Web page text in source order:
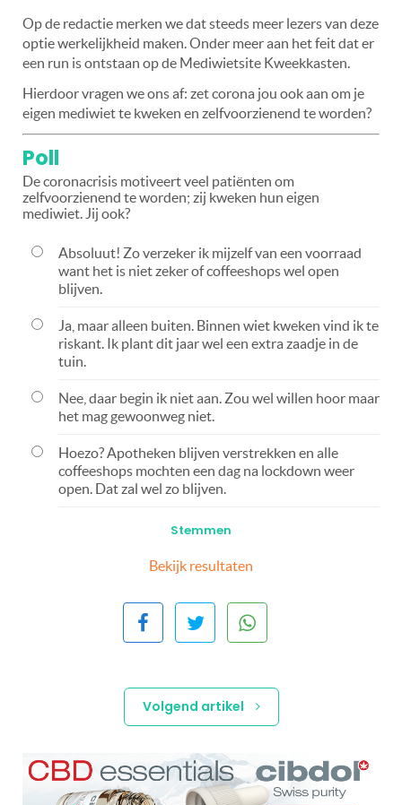
Op de redactie merken we dat steeds meer lezers van deze
optie werkelijkheid maken. Onder meer aan het feit dat er
een run is ontstaan op de Mediwietsite Kweekkasten.
Hierdoor vragen we ons af: zet corona jou ook aan om je
eigen mediwiet te kweken en zelfvoorzienend te worden?
Poll
De coronacrisis motiveert veel patiënten om
zelfvoorzienend te worden; zij kweken hun eigen
mediwiet. Jij ook?
Absoluut! Zo verzeker ik mijzelf van een voorraad
want het is niet zeker of coffeeshops wel open
blijven.
Ja, maar alleen buiten. Binnen wiet kweken vind ik te
riskant. Ik plant dit jaar wel een extra zaadje in de
tuin.
Nee, daar begin ik niet aan. Zou wel willen hoor maar
het mag gewoonweg niet.
Hoezo? Apotheken blijven verstrekken en alle
coffeeshops mochten een dag na lockdown weer
open. Dat zal wel zo blijven.
Bekijk resultaten
Volgend artikel